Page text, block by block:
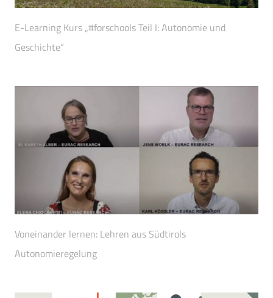
E-Learning Kurs „#forschools Teil I: Autonomie und
Geschichte“
Voneinander lernen: Lehren aus Südtirols
Autonomieregelung